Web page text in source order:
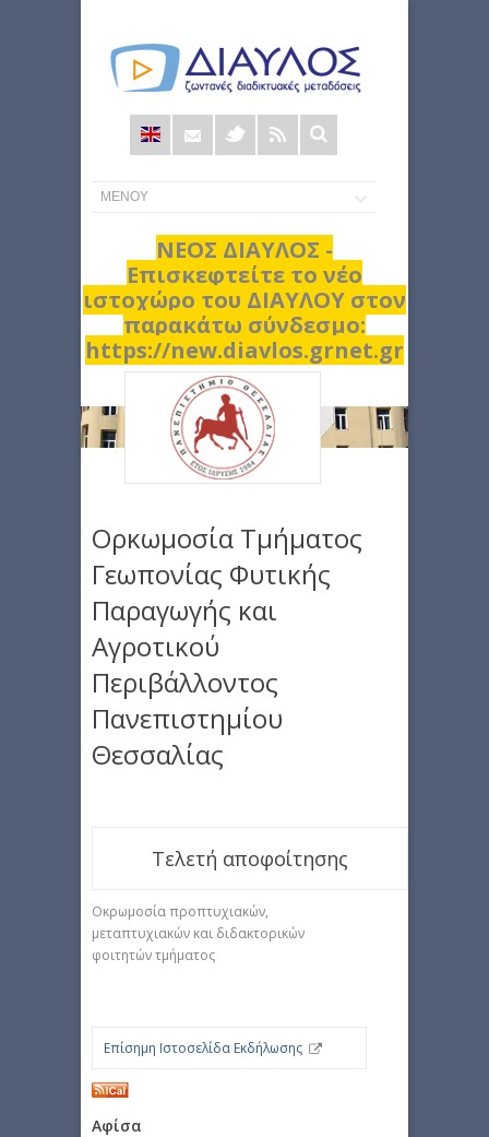
Φόρμα
αναζήτησης
ΝΕΟΣ ΔΙΑΥΛΟΣ -
Επισκεφτείτε το νέο
ιστοχώρο του ΔΙΑΥΛΟΥ στον
παρακάτω σύνδεσμο:
https://new.diavlos.grnet.gr
Ορκωμοσία Τμήματος
Γεωπονίας Φυτικής
Παραγωγής και
Αγροτικού
Περιβάλλοντος
Πανεπιστημίου
Θεσσαλίας
Τελετή αποφοίτησης
Οκρωμοσία προπτυχιακών,
μεταπτυχιακών και διδακτορικών
φοιτητών τμήματος
Επίσημη Ιστοσελίδα Εκδήλωσης
Αφίσα